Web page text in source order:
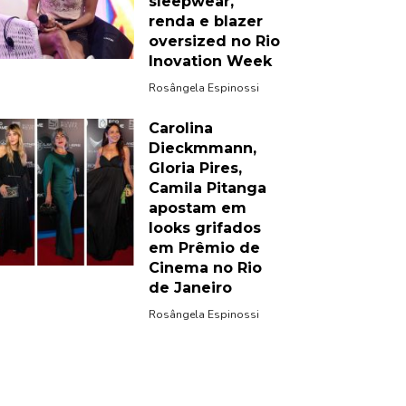
renda e blazer
oversized no Rio
Inovation Week
Rosângela Espinossi
Carolina
Dieckmmann,
Gloria Pires,
Camila Pitanga
apostam em
looks grifados
em Prêmio de
Cinema no Rio
de Janeiro
Rosângela Espinossi